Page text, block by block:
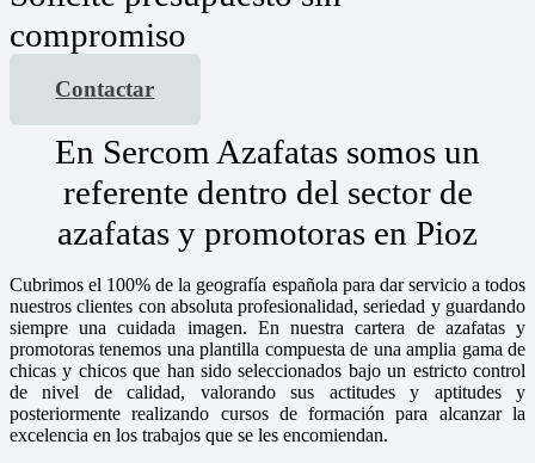
compromiso
Contactar
En Sercom Azafatas somos un
referente dentro del sector de
azafatas y promotoras en Pioz
Cubrimos el 100% de la geografía española para dar servicio a todos
nuestros clientes con absoluta profesionalidad, seriedad y guardando
siempre una cuidada imagen. En nuestra cartera de azafatas y
promotoras tenemos una plantilla compuesta de una amplia gama de
chicas y chicos que han sido seleccionados bajo un estricto control
de nivel de calidad, valorando sus actitudes y aptitudes y
posteriormente realizando cursos de formación para alcanzar la
excelencia en los trabajos que se les encomiendan.